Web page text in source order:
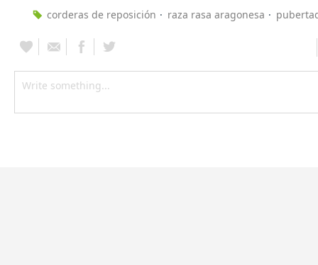
corderas de reposición
raza rasa aragonesa